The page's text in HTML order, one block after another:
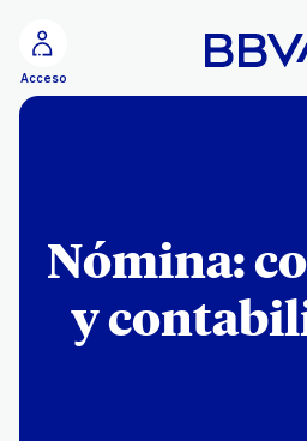
Acceso
Nómina:
y